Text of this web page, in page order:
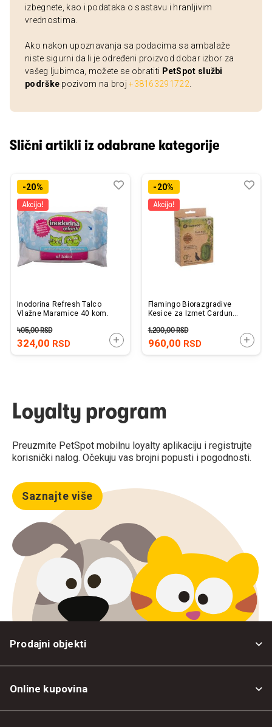
izbegnete, kao i podataka o sastavu i hranljivim
vrednostima.
Ako nakon upoznavanja sa podacima sa ambalaže
niste sigurni da li je određeni proizvod dobar izbor za
vašeg ljubimca, možete se obratiti PetSpot službi
podrške pozivom na broj+38163291722
Slični artikli iz odabrane kategorije
-20%
Inodorina Refresh Talco
Vlažne Maramice 40 kom.
324,00 RSD
405,00RSD
DODAJTE U KORPU
Dodaj
Uporedi-20%
Flamingo Biorazgradive
Kesice za Izmet Cardun
960,00 RSD
1.200,00RSD
Loyalty program
Preuzmite PetSpot mobilnu loyalty aplikaciju i registrujte
korisnički nalog. Očekuju vas brojni popusti i pogodnosti.
Saznajte više
Prodajni objekti
Online kupovina